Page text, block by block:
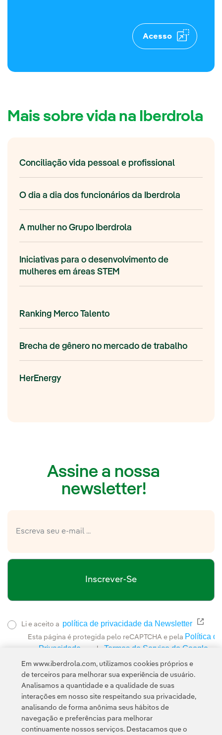
Acesso
Mais sobre vida na Iberdrola
Conciliação vida pessoal e profissional
O dia a dia dos funcionários da Iberdrola
A mulher no Grupo Iberdrola
Iniciativas para o desenvolvimento de
mulheres em áreas STEM
Ranking Merco Talento
Brecha de gênero no mercado de trabalho
HerEnergy
Assine a nossa
newsletter!
Inscrever-Se
Li e aceito a política de privacidade da Newsletter Link
Esta página é protegida pelo reCAPTCHA e pela Política de
Privacidade
e pela Termos de Serviço do Google
Política de Privacidade Informação legal
Em www.iberdrola.com, utilizamos cookies próprios e
de terceiros para melhorar sua experiência de usuário.
Analisamos a quantidade e a qualidade de suas
interações em nosso site respeitando sua privacidade,
analisando de forma anônima seus hábitos de
navegação e preferências para melhorar
continuamente nossos serviços. Destacamos que o